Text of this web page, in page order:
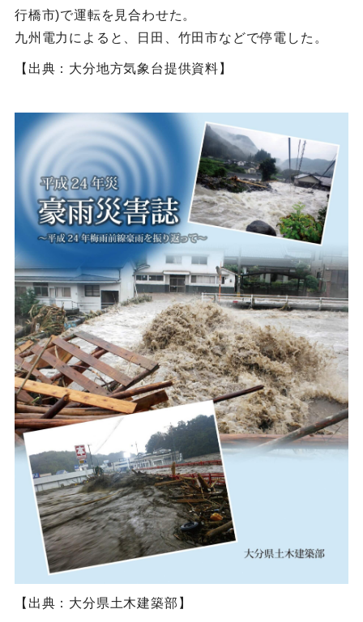
行橋市)で運転を見合わせた。
九州電力によると、日田、竹田市などで停電した。
【出典：大分地方気象台提供資料】
【出典：大分県土木建築部】